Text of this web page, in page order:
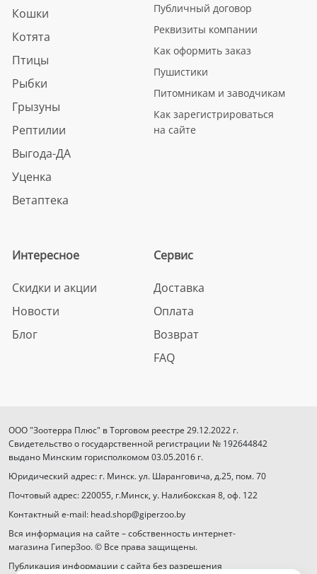
Кошки
Котята
Птицы
Рыбки
Грызуны
Рептилии
Выгода-ДА
Уценка
Ветаптека
Публичный договор
Реквизиты компании
Как оформить заказ
Пушистики
Питомникам и заводчикам
Как зарегистрироваться
на сайте
Интересное
Скидки и акции
Новости
Блог
Сервис
Доставка
Оплата
Возврат
FAQ
ООО "Зоотерра Плюс" в Торговом реестре 29.12.2022 г.
Свидетельство о государственной регистрации № 192644842
выдано Минским горисполкомом 03.05.2016 г.
Юридический адрес: г. Минск. ул. Шаранговича, д.25, пом. 70
Почтовый адрес: 220055, г.Минск, у. Налибокская 8, оф. 122
Контактный e-mail: head.shop@giperzoo.by
Вся информация на сайте – собственность интернет-
магазина ГиперЗоо. © Все права защищены.
Публикация информации с сайта без разрешения